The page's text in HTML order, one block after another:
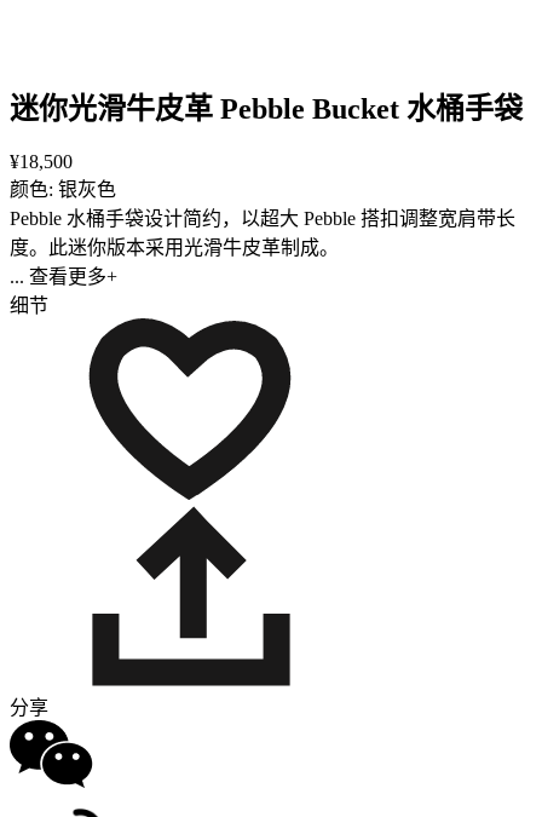
迷你光滑牛皮革 Pebble Bucket 水桶手袋
¥18,500
颜色: 银灰色
Pebble 水桶手袋设计简约，以超大 Pebble 搭扣调整宽肩带长
度。此迷你版本采用光滑牛皮革制成。
... 查看更多+
细节
分享